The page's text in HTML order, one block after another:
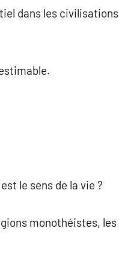
dans les civilisations
le sens de la vie ?
monothéistes, les